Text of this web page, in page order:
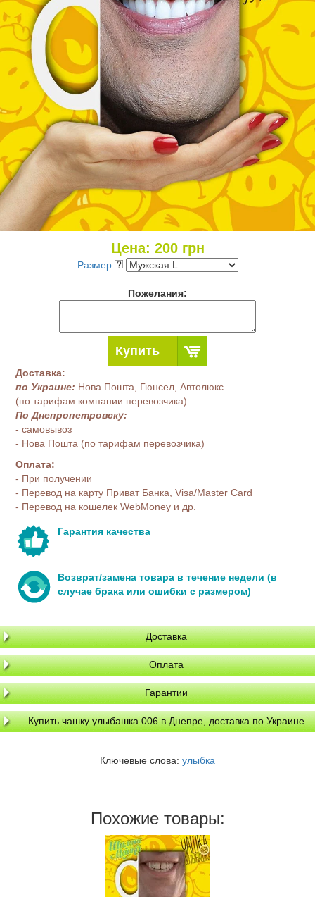
Цена: 200грн
Размер :
Пожелания:
Купить
Доставка:
по Украине: Нова Пошта, Гюнсел, Автолюкс
(по тарифам компании перевозчика)
По Днепропетровску:
- самовывоз
- Нова Пошта (по тарифам перевозчика)
Оплата:
- При получении
- Перевод на карту Приват Банка, Visa/Master Card
- Перевод на кошелек WebMoney и др.
Гарантия качества
Возврат/замена товара в течение недели (в
случае брака или ошибки с размером)
Доставка
Оплата
Гарантии
Купить чашку улыбашка 006 в Днепре, доставка по Украине
Ключевые слова: улыбка
Похожие товары: